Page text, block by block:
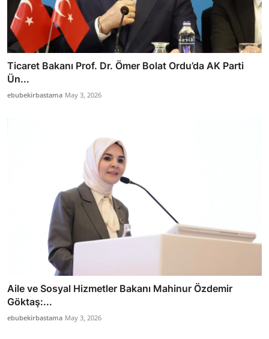
Ticaret Bakanı Prof. Dr. Ömer Bolat Ordu’da AK Parti
Ün...
ebubekirbastama May 3, 2026
Aile ve Sosyal Hizmetler Bakanı Mahinur Özdemir
Göktaş:...
ebubekirbastama May 3, 2026